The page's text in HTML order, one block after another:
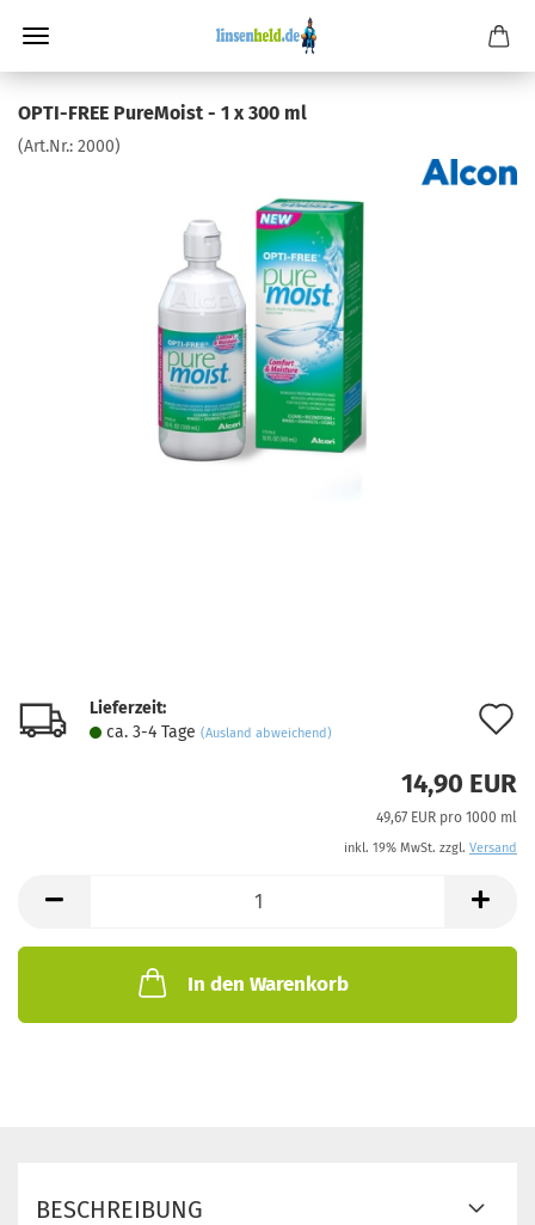
OPTI-FREE PureMoist - 1 x 300 ml
(Art.Nr.: 2000)
Lieferzeit:
ca. 3-4 Tage (Ausland abweichend)
14,90 EUR
49,67 EUR pro 1000 ml
inkl. 19% MwSt. zzgl. Versand
In den Warenkorb
BESCHREIBUNG